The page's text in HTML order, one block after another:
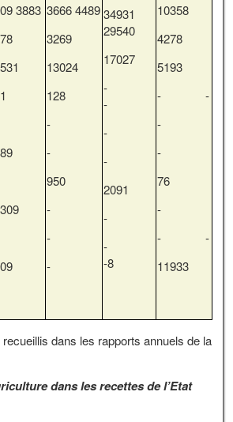
3883 3666 4489
3269
13024
128
-
-
950
-
-
-
34931
29540
17027
-
-
-
-
2091
-
-
-8
10358
4278
5193
- -
-
-
76
-
- -
11933
dans les rapports annuels de la
dans les recettes de l’Etat